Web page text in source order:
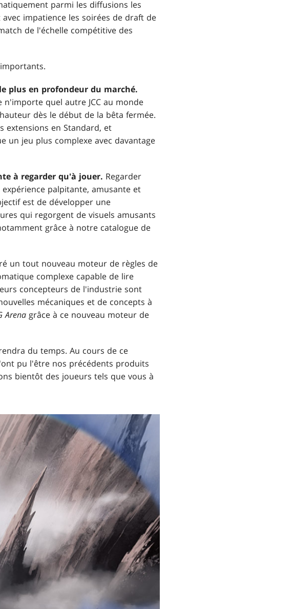
parmi les diffusions les
impatience les soirées de draft de
de l'échelle compétitive des
plus en profondeur du marché.
quel autre JCC au monde
dès le début de la bêta fermée.
extensions en Standard, et
un jeu plus complexe avec davantage
à regarder qu'à jouer. Regarder
palpitante, amusante et
est de développer une
qui regorgent de visuels amusants
grâce à notre catalogue de
un tout nouveau moteur de règles de
complexe capable de lire
concepteurs de l'industrie sont
mécaniques et de concepts à
Arena grâce à ce nouveau moteur de
du temps. Au cours de ce
pu l'être nos précédents produits
bientôt des joueurs tels que vous à